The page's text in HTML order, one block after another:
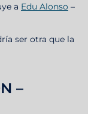
a Edu Alonso –
ser otra que la
–